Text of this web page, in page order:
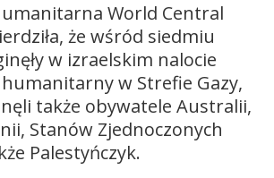
World Central
że wśród siedmiu
w izraelskim nalocie
w Strefie Gazy,
także obywatele Australii,
Stanów Zjednoczonych
Palestyńczyk.